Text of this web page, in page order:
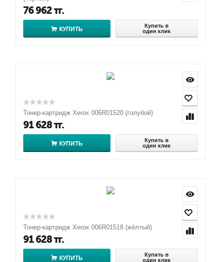
76 962тг.
КУПИТЬ
Купить в
один клик
Тонер-картридж Xerox 006R01520 (голубой)
91 628тг.
КУПИТЬ
Купить в
один клик
Тонер-картридж Xerox 006R01518 (жёлтый)
91 628тг.
КУПИТЬ
Купить в
один клик